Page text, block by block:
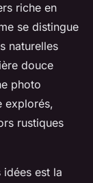
riche en
se distingue
naturelles
douce
photo
explorés,
rustiques
est la